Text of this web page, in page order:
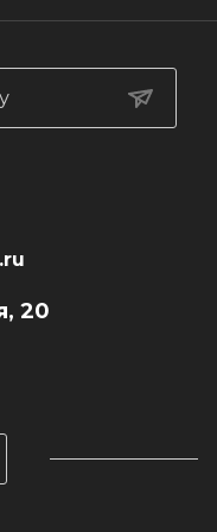
дополнительного
20